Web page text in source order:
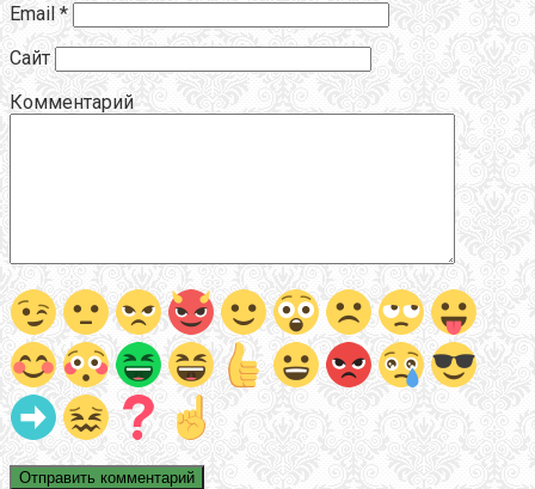
Email *
Сайт
Комментарий